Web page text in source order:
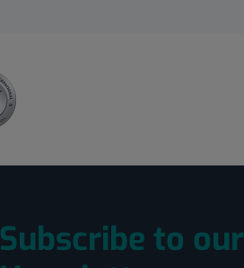
Subscribe to our